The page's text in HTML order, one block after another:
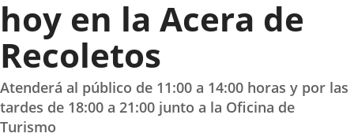
hoy en la Acera de
Recoletos
Atenderá al público de 11:00 a 14:00 horas y por las
tardes de 18:00 a 21:00 junto a la Oficina de
Turismo